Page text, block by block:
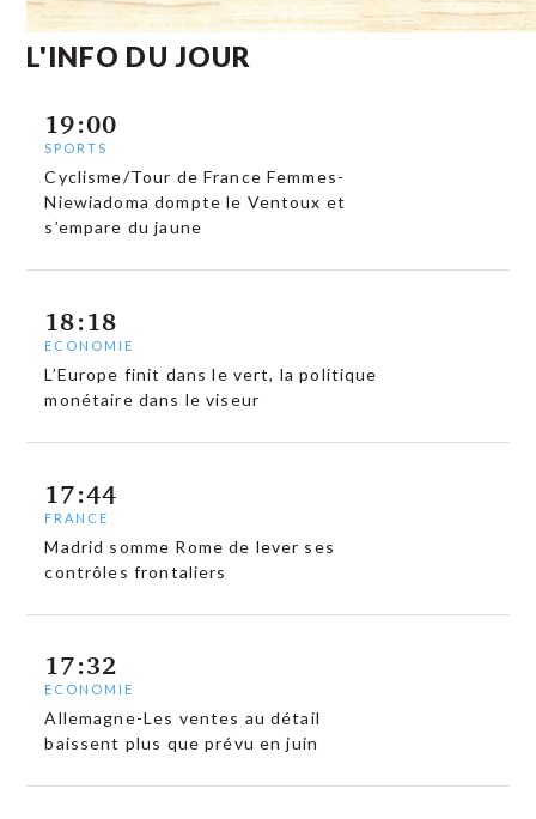
L'INFO DU JOUR
19:00
SPORTS
Cyclisme/Tour de France Femmes-
Niewiadoma dompte le Ventoux et
s’empare du jaune
18:18
ECONOMIE
L’Europe finit dans le vert, la politique
monétaire dans le viseur
17:44
FRANCE
Madrid somme Rome de lever ses
contrôles frontaliers
17:32
ECONOMIE
Allemagne-Les ventes au détail
baissent plus que prévu en juin